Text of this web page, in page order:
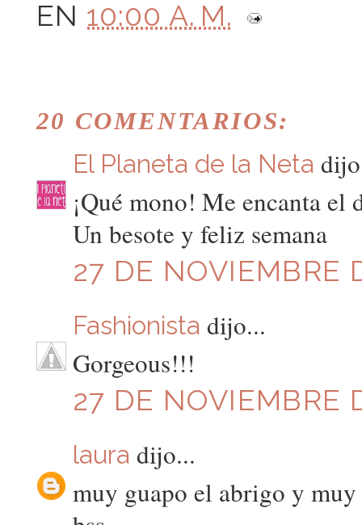
EN 10:00 A. M.
20 COMENTARIOS:
El Planeta de la Neta
¡Qué mono! Me encanta
Un besote y feliz semana
27 DE NOVIEMBRE
Fashionista dijo...
Gorgeous!!!
27 DE NOVIEMBRE
laura dijo...
muy guapo el abrigo y muy